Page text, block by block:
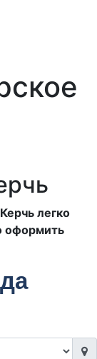
легко
оформить